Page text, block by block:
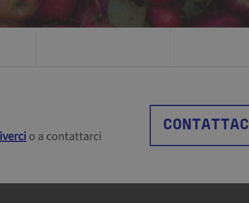
o a contattarci
CONTATTACI